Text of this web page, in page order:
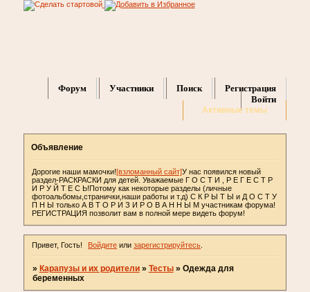
Форум Участники Поиск
Регистрация
Войти
Активные темы
Объявление
Дорогие наши мамочки![взломанный сайт]У нас появился новый
раздел-РАСКРАСКИ для детей. Уважаемые Г О С Т И , Р Е Г Е С Т Р
И Р У Й Т Е С Ь!Потому как некоторые разделы (личные
фотоальбомы,странички,наши работы и т.д) С К Р Ы Т Ы и Д О С Т У
П Н Ы только А В Т О Р И З И Р О В А Н Н Ы М участникам форума!
РЕГИСТРАЦИЯ позволит вам в полной мере видеть форум!
Привет, Гость! Войдите илизарегистрируйтесь
» Карапузы и их родители » Тесты » Одежда для
беременных